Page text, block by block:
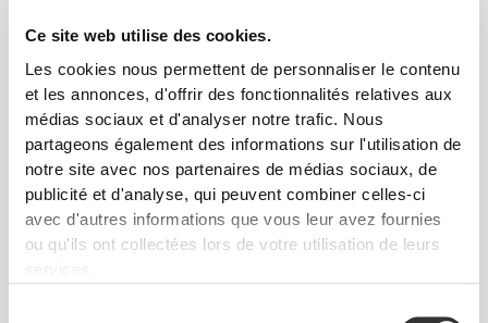
Ce site web utilise des cookies.
Les cookies nous permettent de personnaliser le contenu
et les annonces, d'offrir des fonctionnalités relatives aux
médias sociaux et d'analyser notre trafic. Nous
partageons également des informations sur l'utilisation de
notre site avec nos partenaires de médias sociaux, de
publicité et d'analyse, qui peuvent combiner celles-ci
avec d'autres informations que vous leur avez fournies
ou qu'ils ont collectées lors de votre utilisation de leurs
coupe ajustée souligne ta silhouette.
Régulière